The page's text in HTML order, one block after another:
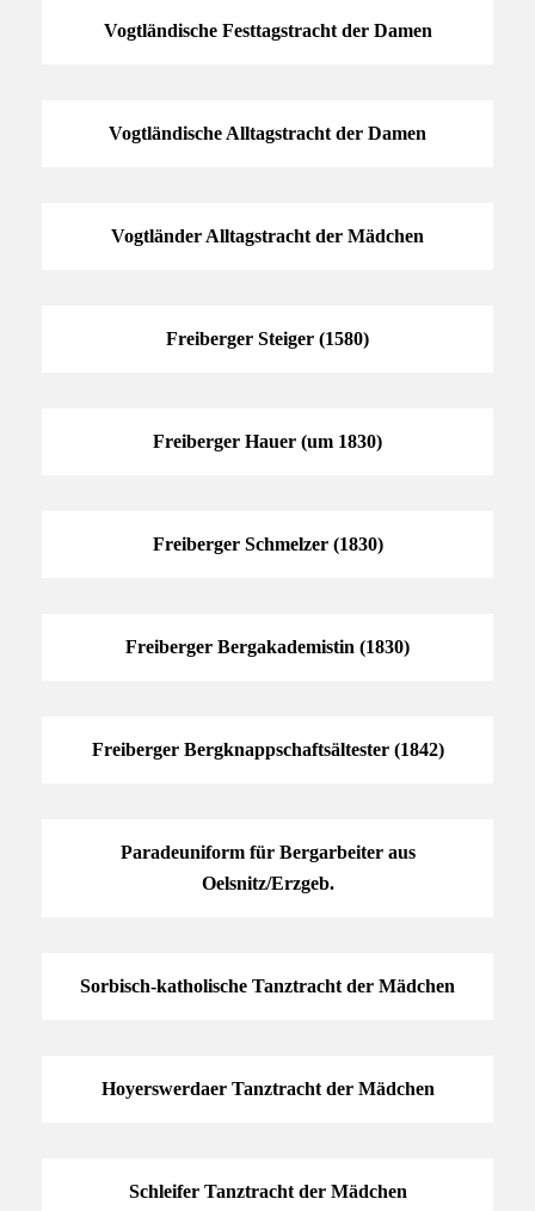
Vogtländische Festtagstracht der Damen
Vogtländische Alltagstracht der Damen
Vogtländer Alltagstracht der Mädchen
Freiberger Steiger (1580)
Freiberger Hauer (um 1830)
Freiberger Schmelzer (1830)
Freiberger Bergakademistin (1830)
Freiberger Bergknappschaftsältester (1842)
Paradeuniform für Bergarbeiter aus
Oelsnitz/Erzgeb.
Sorbisch-katholische Tanztracht der Mädchen
Hoyerswerdaer Tanztracht der Mädchen
Schleifer Tanztracht der Mädchen